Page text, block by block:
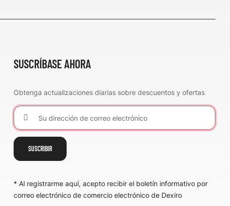
SUSCRÍBASE AHORA
Obtenga actualizaciones diarias sobre descuentos y ofertas
SUSCRIBIR
* Al registrarme aquí, acepto recibir el boletín informativo por
correo electrónico de comercio electrónico de Dexiro